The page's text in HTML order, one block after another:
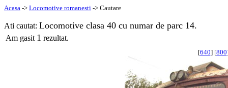
Acasa -> Locomotive romanesti -> Cautare
Ati cautat: Locomotive clasa 40 cu numar de parc 14.
Am gasit 1 rezultat.
[640] [800